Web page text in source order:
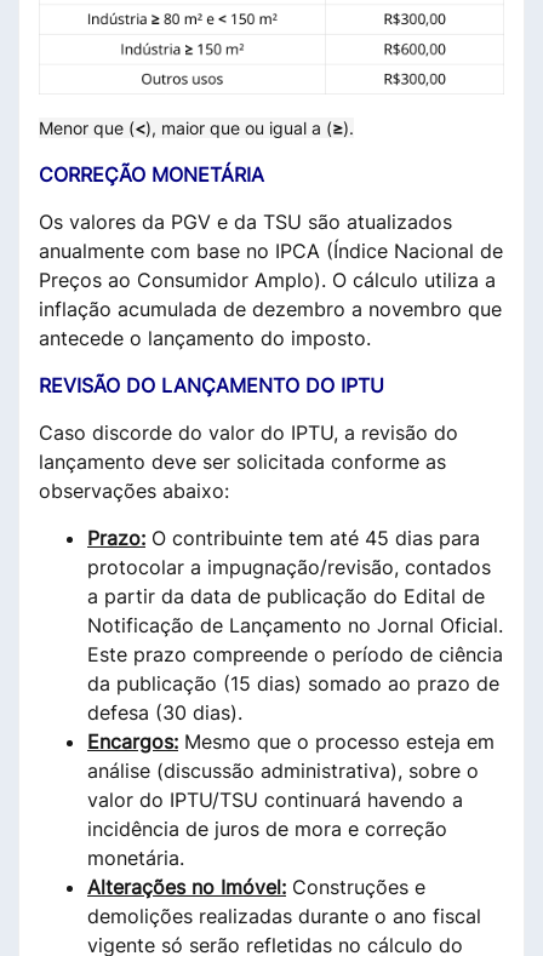
Menor que (<), maior que ou igual a (≥).
CORREÇÃO MONETÁRIA
Os valores da PGV e da TSU são atualizados
anualmente com base no IPCA (Índice Nacional de
Preços ao Consumidor Amplo). O cálculo utiliza a
inflação acumulada de dezembro a novembro que
antecede o lançamento do imposto.
REVISÃO DO LANÇAMENTO DO IPTU
Caso discorde do valor do IPTU, a revisão do
lançamento deve ser solicitada conforme as
observações abaixo:
Prazo: O contribuinte tem até 45 dias para
protocolar a impugnação/revisão, contados
a partir da data de publicação do Edital de
Notificação de Lançamento no Jornal Oficial.
Este prazo compreende o período de ciência
da publicação (15 dias) somado ao prazo de
defesa (30 dias).
Encargos: Mesmo que o processo esteja em
análise (discussão administrativa), sobre o
valor do IPTU/TSU continuará havendo a
incidência de juros de mora e correção
monetária.
Alterações no Imóvel: Construções e
demolições realizadas durante o ano fiscal
vigente só serão refletidas no cálculo do